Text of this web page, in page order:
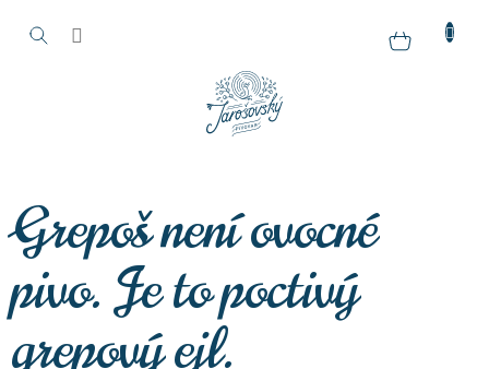
Nákupní
Grepoš není ovocné
pivo. Je to poctivý
grepový ejl.